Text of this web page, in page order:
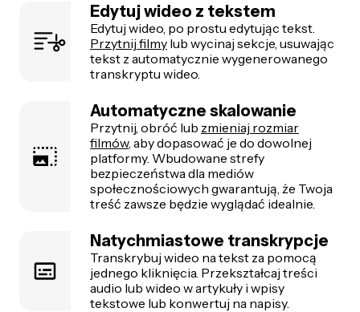
Edytuj wideo z tekstem
Edytuj wideo, po prostu edytując tekst.
Przytnij filmy lub wycinaj sekcje, usuwając
tekst z automatycznie wygenerowanego
transkryptu wideo.
Automatyczne skalowanie
Przytnij, obróć lub zmieniaj rozmiar
filmów, aby dopasować je do dowolnej
platformy. Wbudowane strefy
bezpieczeństwa dla mediów
społecznościowych gwarantują, że Twoja
treść zawsze będzie wyglądać idealnie.
Natychmiastowe transkrypcje
Transkrybuj wideo na tekst za pomocą
jednego kliknięcia. Przekształcaj treści
audio lub wideo w artykuły i wpisy
tekstowe lub konwertuj na napisy.